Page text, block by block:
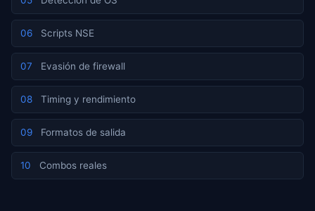
06 Scripts NSE
07 Evasión de firewall
08 Timing y rendimiento
09 Formatos de salida
10 Combos reales